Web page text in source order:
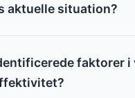
aktuelle situation?
faktorer i